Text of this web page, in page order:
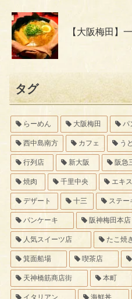
【大阪梅田】
タグ
らーめん 大阪梅田 パ
西中島南方 カフェ う
行列店 新大阪 阪急
焼肉 千里中央 エキ
デザート 十三 ステー
パンケーキ 阪神梅田本店
人気スイーツ店 たこ焼
箕面船場 喫茶店
天神橋筋商店街 本町
イタリアン 海鮮丼